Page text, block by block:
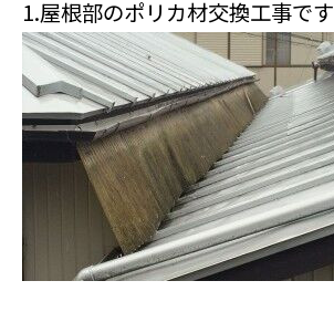
1.屋根部のポリカ材交換工事です